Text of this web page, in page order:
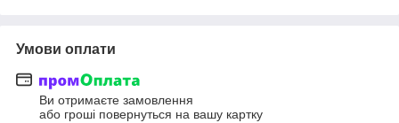
Умови оплати
Ви отримаєте замовлення
або гроші повернуться на вашу картку